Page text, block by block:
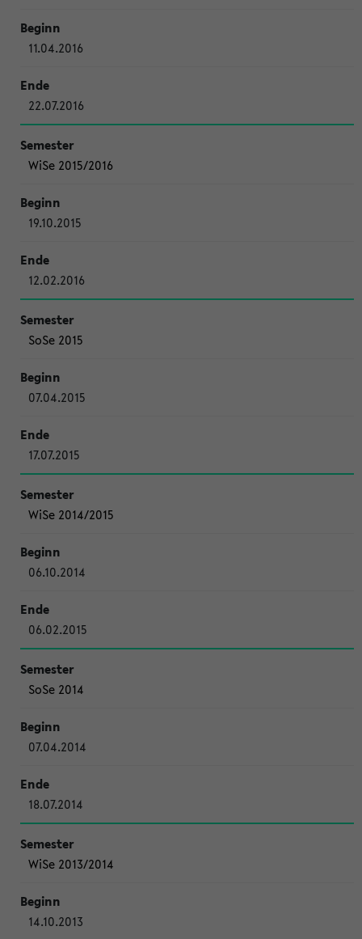
11.04.2016
22.07.2016
WiSe 2015/2016
19.10.2015
12.02.2016
SoSe 2015
07.04.2015
17.07.2015
WiSe 2014/2015
06.10.2014
06.02.2015
SoSe 2014
07.04.2014
18.07.2014
WiSe 2013/2014
14.10.2013